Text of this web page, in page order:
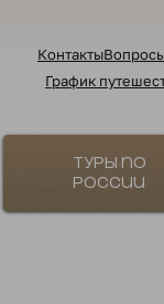
Контакты
График
Туры по
России